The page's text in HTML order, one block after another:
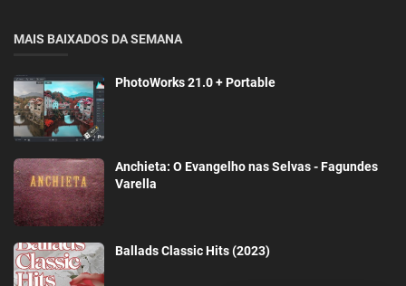
MAIS BAIXADOS DA SEMANA
PhotoWorks 21.0 + Portable
Anchieta: O Evangelho nas Selvas - Fagundes
Varella
Ballads Classic Hits (2023)